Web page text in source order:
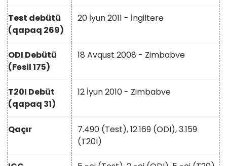
Test debütü
(qapaq 269)
20 İyun 2011 - İngiltərə
ODI Debütü
(Fəsil 175)
18 Avqust 2008 - Zimbabve
T20I Debüt
(qapaq 31)
12 İyun 2010 - Zimbabve
Qaçır
7.490 (Test), 12.169 (ODI), 3.159
(T20I)